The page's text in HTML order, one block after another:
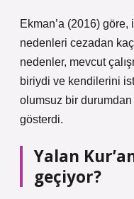
Ekman’a (2016) göre,
nedenleri cezadan
nedenler, mevcut
biriydi ve kendilerini
olumsuz bir
gösterdi.
Yalan
geçiyor?